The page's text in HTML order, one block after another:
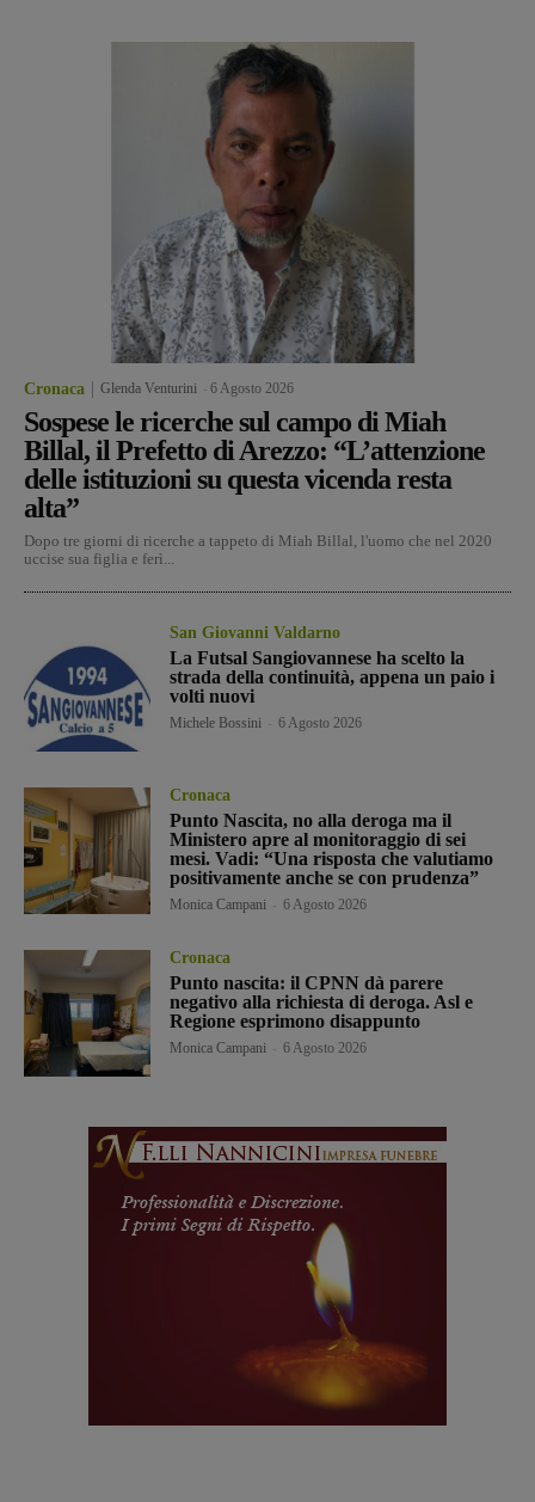
Cronaca Glenda Venturini 6 Agosto 2026
Sospese le ricerche sul campo di Miah
Billal, il Prefetto di Arezzo: “L’attenzione
delle istituzioni su questa vicenda resta
alta”
Dopo tre giorni di ricerche a tappeto di Miah Billal, l'uomo che nel 2020
uccise sua figlia e ferì...
San Giovanni Valdarno
La Futsal Sangiovannese ha scelto la
strada della continuità, appena un paio i
volti nuovi
Michele Bossini 6 Agosto 2026
Cronaca
Punto Nascita, no alla deroga ma il
Ministero apre al monitoraggio di sei
mesi. Vadi: “Una risposta che valutiamo
positivamente anche se con prudenza”
Monica Campani 6 Agosto 2026
Cronaca
Punto nascita: il CPNN dà parere
negativo alla richiesta di deroga. Asl e
Regione esprimono disappunto
Monica Campani 6 Agosto 2026